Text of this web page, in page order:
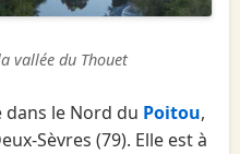
vallée du Thouet
dans le Nord du Poitou,
Sèvres (79). Elle est à